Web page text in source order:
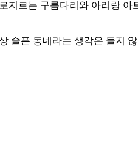
지르는 구름다리와 아리랑 아
슬픈 동네라는 생각은 들지